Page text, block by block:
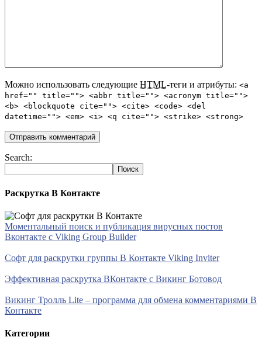
Можно использовать следующие HTML-теги и атрибуты: <a
href="" title=""> <abbr title=""> <acronym title="">
<b> <blockquote cite=""> <cite> <code> <del
datetime=""> <em> <i> <q cite=""> <strike> <strong>
Search:
Раскрутка В Контакте
Моментальный поиск и публикация вирусных постов
Вконтакте с Viking Group Builder
Софт для раскрутки группы В Контакте Viking Inviter
Эффективная раскрутка ВКонтакте с Викинг Ботовод
Викинг Тролль Lite – программа для обмена комментариями В
Контакте
Категории